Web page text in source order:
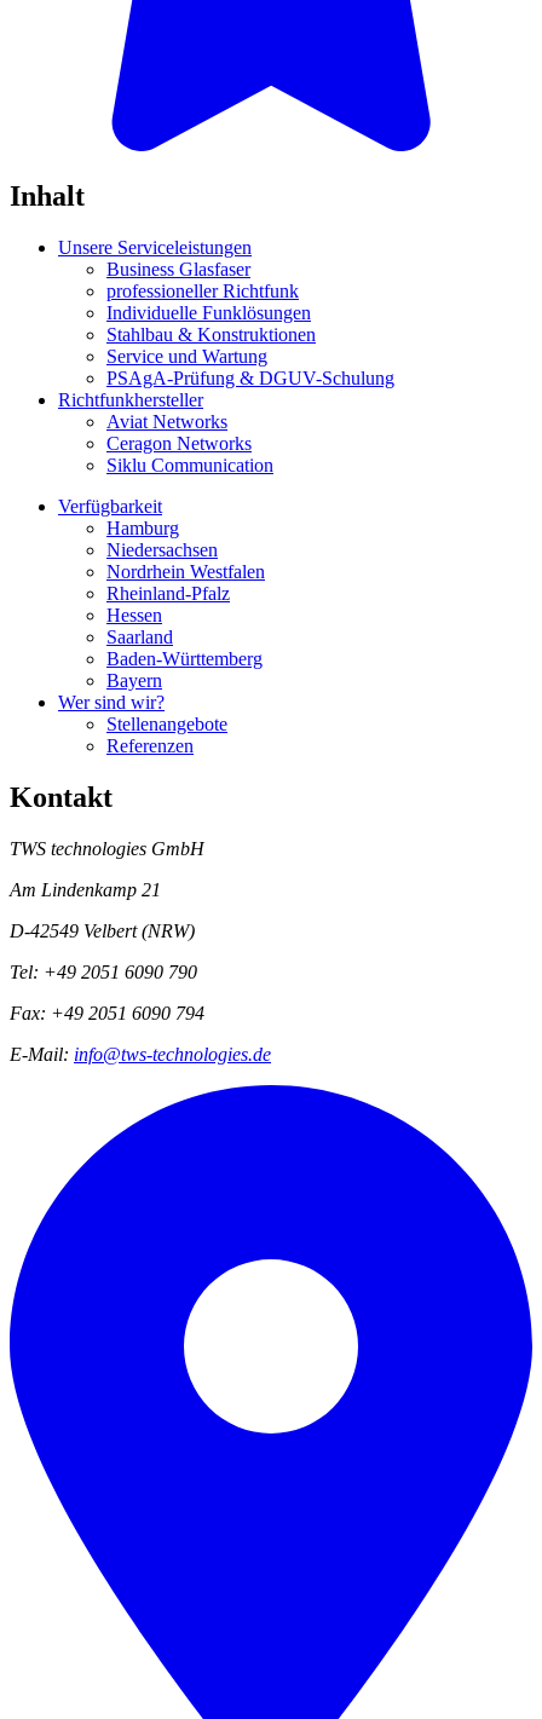
Inhalt
Unsere Serviceleistungen
Business Glasfaser
professioneller Richtfunk
Individuelle Funklösungen
Stahlbau & Konstruktionen
Service und Wartung
PSAgA-Prüfung & DGUV-Schulung
Richtfunkhersteller
Aviat Networks
Ceragon Networks
Siklu Communication
Verfügbarkeit
Hamburg
Niedersachsen
Nordrhein Westfalen
Rheinland-Pfalz
Hessen
Saarland
Baden-Württemberg
Bayern
Wer sind wir?
Stellenangebote
Referenzen
Kontakt
TWS technologies GmbH
Am Lindenkamp 21
D-42549 Velbert (NRW)
Tel: +49 2051 6090 790
Fax: +49 2051 6090 794
E-Mail: info@tws-technologies.de